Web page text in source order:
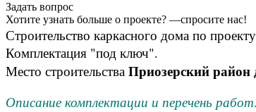
Задать вопрос
Хотите узнать больше о проекте? —спросите нас!
Строительство каркасного дома по
Комплектация "под ключ".
Место строительства Приозерский район
Описание комплектации и перечень